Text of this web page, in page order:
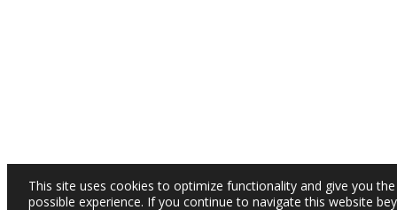
This site uses cookies to optimize functionality and give you
possible experience. If you continue to navigate this website